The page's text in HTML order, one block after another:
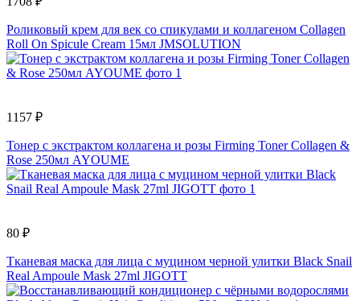
Роликовый крем для век со спикулами и коллагеном Collagen
Roll On Spicule Cream 15мл JMSOLUTION
1157 ₽
Тонер с экстрактом коллагена и розы Firming Toner Collagen &
Rose 250мл AYOUME
80 ₽
Тканевая маска для лица с муцином черной улитки Black Snail
Real Ampoule Mask 27ml JIGOTT